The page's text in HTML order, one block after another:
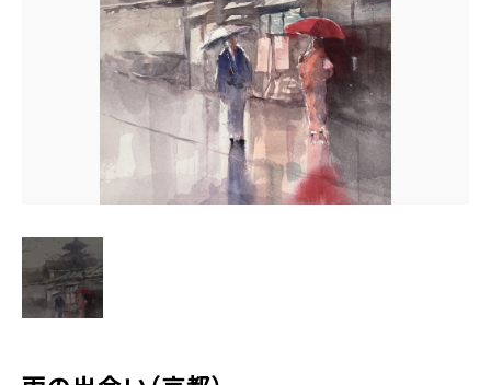
CONTACT
お問い合わせ
取材・制作のご依頼 作品購入